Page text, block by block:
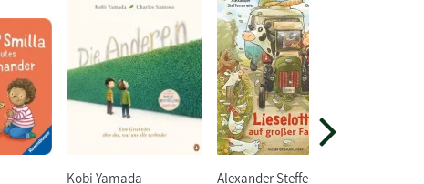
Kobi Yamada Alexander Steffensm...